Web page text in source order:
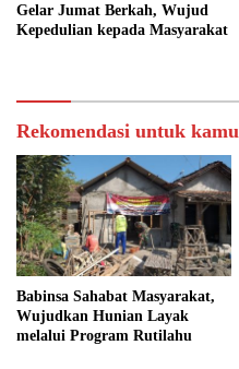
Gelar Jumat Berkah, Wujud
Kepedulian kepada Masyarakat
Rekomendasi untuk kamu
Babinsa Sahabat Masyarakat,
Wujudkan Hunian Layak
melalui Program Rutilahu